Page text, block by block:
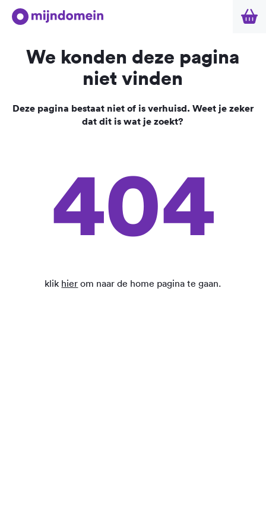
We konden deze pagina
niet vinden
Deze pagina bestaat niet of is verhuisd. Weet je zeker
dat dit is wat je zoekt?
404
klik hier om naar de home pagina te gaan.